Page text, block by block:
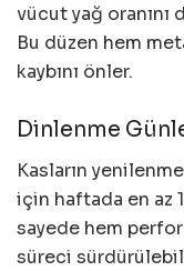
vücut yağ
Bu düzen hem
kaybını önler.
Dinlenme
Kasların
için haftada en az
sayede hem
süreci